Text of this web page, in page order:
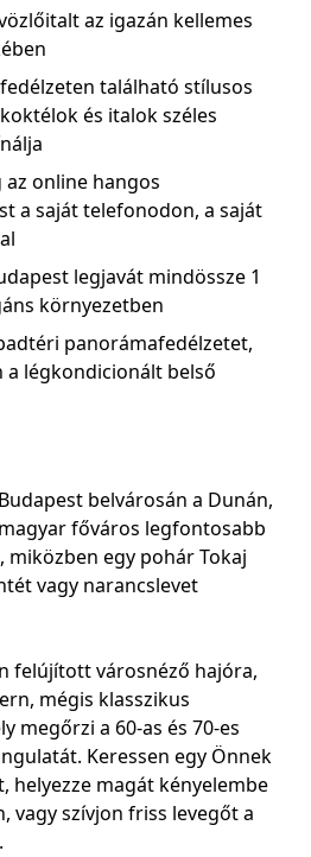
az igazán kellemes
található stílusos
és italok széles
az online hangos
a saját telefonodon, a saját
legjavát mindössze 1
környezetben
panorámafedélzetet,
a légkondicionált belső
belvárosán a Dunán,
főváros legfontosabb
miközben egy pohár Tokaj
vagy narancslevet
felújított városnéző hajóra,
mégis klasszikus
megőrzi a 60-as és 70-es
Keressen egy Önnek
helyezze magát kényelembe
vagy szívjon friss levegőt a